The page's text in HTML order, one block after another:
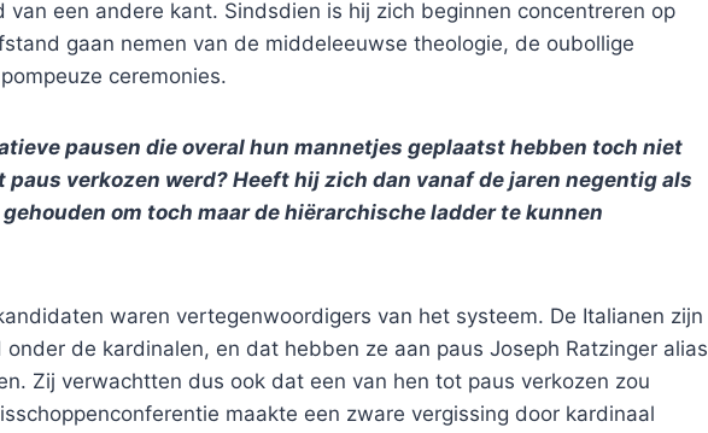
van een andere kant. Sindsdien is hij zich beginnen concentreren op
gaan nemen van de middeleeuwse theologie, de oubollige
ceremonies.
pausen die overal hun mannetjes geplaatst hebben toch niet
verkozen werd? Heeft hij zich dan vanaf de jaren negentig als
om toch maar de hiërarchische ladder te kunnen
waren vertegenwoordigers van het systeem. De Italianen zijn
de kardinalen, en dat hebben ze aan paus Joseph Ratzinger alias
Zij verwachtten dus ook dat een van hen tot paus verkozen zou
maakte een zware vergissing door kardinaal